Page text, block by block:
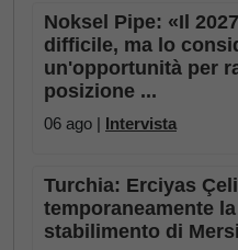
Noksel Pipe: «Il
difficile, ma lo
un'opportunità per
posizione ...
06 ago | Intervista
Turchia: Erciyas
temporaneamente
stabilimento di